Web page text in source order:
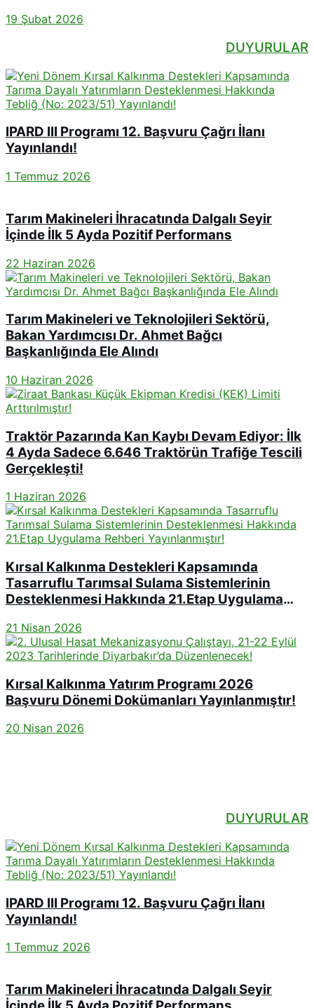
19 Şubat 2026
DUYURULAR
IPARD III Programı 12. Başvuru Çağrı İlanı
Yayınlandı!
1 Temmuz 2026
Tarım Makineleri İhracatında Dalgalı Seyir
İçinde İlk 5 Ayda Pozitif Performans
22 Haziran 2026
Tarım Makineleri ve Teknolojileri Sektörü,
Bakan Yardımcısı Dr. Ahmet Bağcı
Başkanlığında Ele Alındı
10 Haziran 2026
Traktör Pazarında Kan Kaybı Devam Ediyor: İlk
4 Ayda Sadece 6.646 Traktörün Trafiğe Tescili
Gerçekleşti!
1 Haziran 2026
Kırsal Kalkınma Destekleri Kapsamında
Tasarruflu Tarımsal Sulama Sistemlerinin
Desteklenmesi Hakkında 21.Etap Uygulama
21 Nisan 2026
Kırsal Kalkınma Yatırım Programı 2026
Başvuru Dönemi Dokümanları Yayınlanmıştır!
20 Nisan 2026
DUYURULAR
IPARD III Programı 12. Başvuru Çağrı İlanı
Yayınlandı!
1 Temmuz 2026
Tarım Makineleri İhracatında Dalgalı Seyir